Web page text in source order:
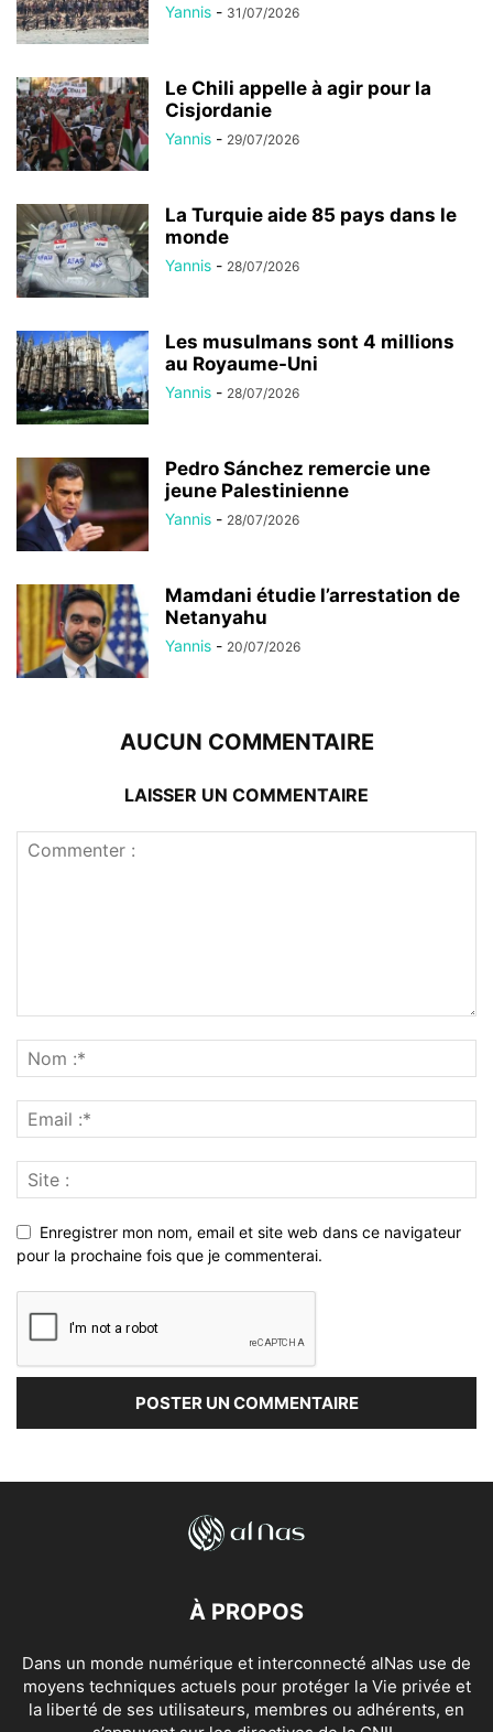
Yannis - 31/07/2026
Le Chili appelle à agir pour la
Cisjordanie
Yannis - 29/07/2026
La Turquie aide 85 pays dans le
monde
Yannis - 28/07/2026
Les musulmans sont 4 millions
au Royaume-Uni
Yannis - 28/07/2026
Pedro Sánchez remercie une
jeune Palestinienne
Yannis - 28/07/2026
Mamdani étudie l’arrestation de
Netanyahu
Yannis - 20/07/2026
AUCUN COMMENTAIRE
LAISSER UN COMMENTAIRE
Enregistrer mon nom, email et site web dans ce navigateur
pour la prochaine fois que je commenterai.
À PROPOS
Dans un monde numérique et interconnecté alNas use de
moyens techniques actuels pour protéger la Vie privée et
la liberté de ses utilisateurs, membres ou adhérents, en